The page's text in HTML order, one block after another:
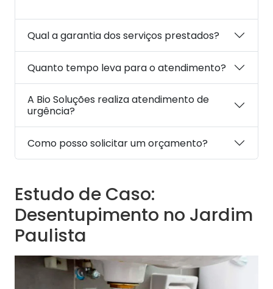
Qual a garantia dos serviços prestados?
Quanto tempo leva para o atendimento?
A Bio Soluções realiza atendimento de
urgência?
Como posso solicitar um orçamento?
Estudo de Caso:
Desentupimento no Jardim
Paulista